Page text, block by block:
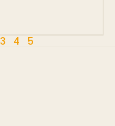
3 4 5